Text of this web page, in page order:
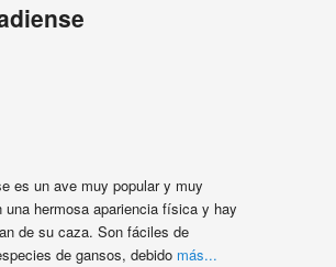
es un ave muy popular y muy
una hermosa apariencia física y hay
de su caza. Son fáciles de
de gansos, debido más...